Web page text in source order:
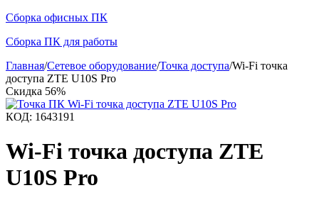
Сборка офисных ПК
Сборка ПК для работы
Главная/Сетевое оборудование/Точка доступа/Wi-Fi точка
доступа ZTE U10S Pro
Скидка 56%
КОД: 1643191
Wi-Fi точка доступа ZTE
U10S Pro